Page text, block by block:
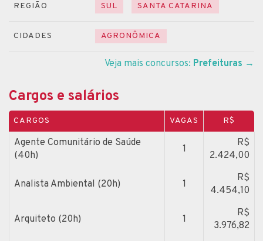
REGIÃO SUL SANTA CATARINA
CIDADES AGRONÔMICA
Veja mais concursos: Prefeituras →
Cargos e salários
CARGOS VAGAS R$
Agente Comunitário de Saúde
(40h)
1
R$
2.424,00
Analista Ambiental (20h) 1
R$
4.454,10
Arquiteto (20h) 1
R$
3.976,82